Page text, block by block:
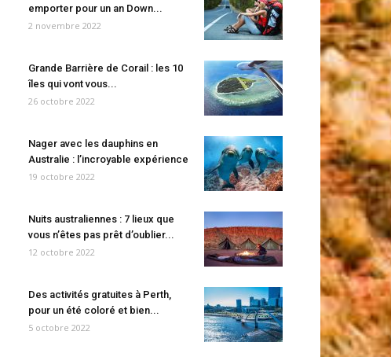
emporter pour un an Down...
2 novembre 2022
Grande Barrière de Corail : les 10
îles qui vont vous...
26 octobre 2022
Nager avec les dauphins en
Australie : l’incroyable expérience
19 octobre 2022
Nuits australiennes : 7 lieux que
vous n’êtes pas prêt d’oublier...
12 octobre 2022
Des activités gratuites à Perth,
pour un été coloré et bien...
5 octobre 2022